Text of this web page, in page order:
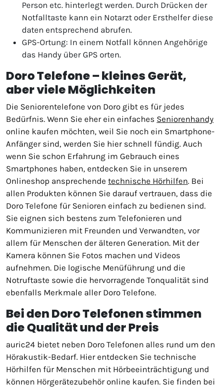
Person etc. hinterlegt werden. Durch Drücken der
Notfalltaste kann ein Notarzt oder Ersthelfer diese
daten entsprechend abrufen.
GPS-Ortung: In einem Notfall können Angehörige
das Handy über GPS orten.
Doro Telefone – kleines Gerät,
aber viele Möglichkeiten
Die Seniorentelefone von Doro gibt es für jedes
Bedürfnis. Wenn Sie eher ein einfaches Seniorenhandy
online kaufen möchten, weil Sie noch ein Smartphone-
Anfänger sind, werden Sie hier schnell fündig. Auch
wenn Sie schon Erfahrung im Gebrauch eines
Smartphones haben, entdecken Sie in unserem
Onlineshop ansprechende technische Hörhilfen. Bei
allen Produkten können Sie darauf vertrauen, dass die
Doro Telefone für Senioren einfach zu bedienen sind.
Sie eignen sich bestens zum Telefonieren und
Kommunizieren mit Freunden und Verwandten, vor
allem für Menschen der älteren Generation. Mit der
Kamera können Sie Fotos machen und Videos
aufnehmen. Die logische Menüführung und die
Notruftaste sowie die hervorragende Tonqualität sind
ebenfalls Merkmale aller Doro Telefone.
Bei den Doro Telefonen stimmen
die Qualität und der Preis
auric24 bietet neben Doro Telefonen alles rund um den
Hörakustik-Bedarf. Hier entdecken Sie technische
Hörhilfen für Menschen mit Hörbeeinträchtigung und
können Hörgerätezubehör online kaufen. Sie finden bei